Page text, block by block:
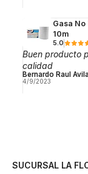
Gasa
10m
5.0
Buen producto
calidad
Bernardo Raul
4/9/2023
SUCURSAL LA